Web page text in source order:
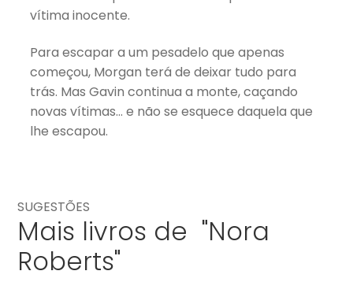
vítima inocente.
Para escapar a um pesadelo que apenas
começou, Morgan terá de deixar tudo para
trás. Mas Gavin continua a monte, caçando
novas vítimas… e não se esquece daquela que
lhe escapou.
SUGESTÕES
Mais livros de "Nora
Roberts"